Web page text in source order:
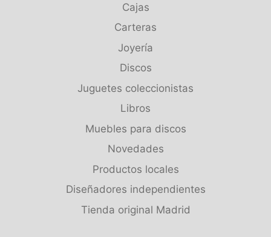
Cajas
Carteras
Joyería
Discos
Juguetes coleccionistas
Libros
Muebles para discos
Novedades
Productos locales
Diseñadores independientes
Tienda original Madrid